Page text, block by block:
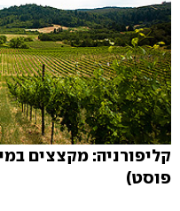
קליפורניה: מקצצים
פוסט)